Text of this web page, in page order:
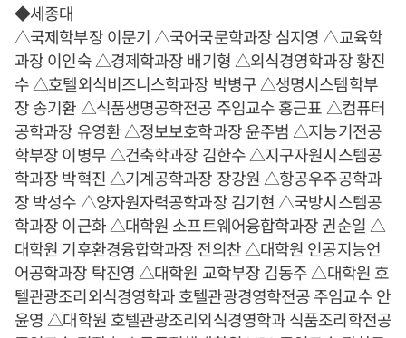
◆세종대
△국제학부장 이문기 △국어국문학과장 심지영 △교육학
과장 이인숙 △경제학과장 배기형 △외식경영학과장 황진
수 △호텔외식비즈니스학과장 박병구 △생명시스템학부
장 송기환 △식품생명공학전공 주임교수 홍근표 △컴퓨터
공학과장 유영환 △정보보호학과장 윤주범 △지능기전공
학부장 이병무 △건축학과장 김한수 △지구자원시스템공
학과장 박혁진 △기계공학과장 장강원 △항공우주공학과
장 박성수 △양자원자력공학과장 김기현 △국방시스템공
학과장 이근화 △대학원 소프트웨어융합학과장 권순일 △
대학원 기후환경융합학과장 전의찬 △대학원 인공지능언
어공학과장 탁진영 △대학원 교학부장 김동주 △대학원 호
텔관광조리외식경영학과 호텔관광경영학전공 주임교수 안
윤영 △대학원 호텔관광조리외식경영학과 식품조리학전공